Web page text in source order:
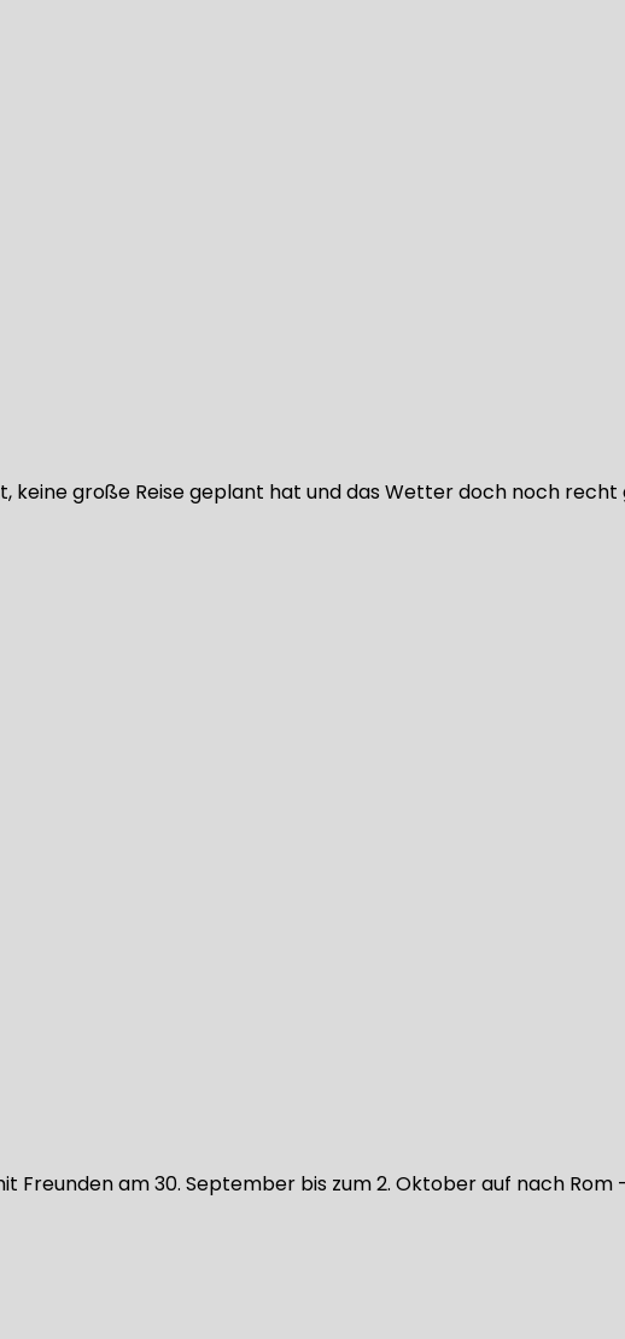
keine große Reise geplant hat und das Wetter doch noch
Freunden am 30. September bis zum 2. Oktober auf nach